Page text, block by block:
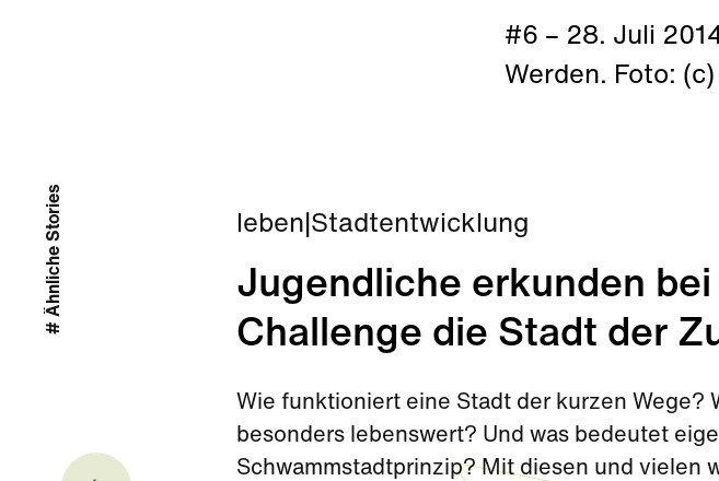
#6 – 28. Juli
Werden. Foto:
leben Stadtentwicklung
Jugendliche erkunden
Challenge die Stadt der
Wie funktioniert eine Stadt der kurzen Wege?
besonders lebenswert? Und was bedeutet
Schwammstadtprinzip? Mit diesen und vielen
# Ähnliche Stories